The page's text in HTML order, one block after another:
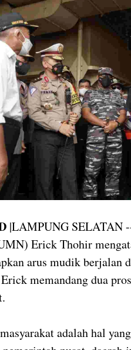
|LAMPUNG SELATAN
Erick Thohir
arus mudik berjalan
memandang dua
adalah hal